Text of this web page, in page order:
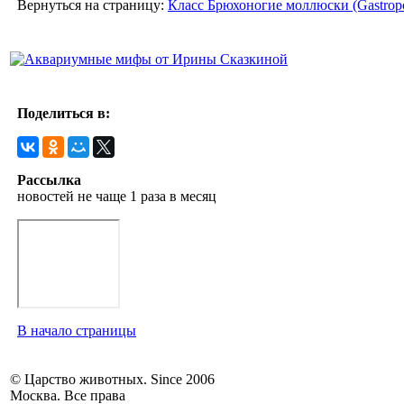
Вернуться на страницу: Класс Брюхоногие моллюски
Поделиться в:
Рассылка
новостей не чаще 1 раза в месяц
В начало страницы
© Царство животных. Since 2006
Москва. Все права